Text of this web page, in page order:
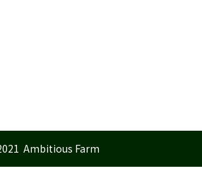
Ambitious Farm